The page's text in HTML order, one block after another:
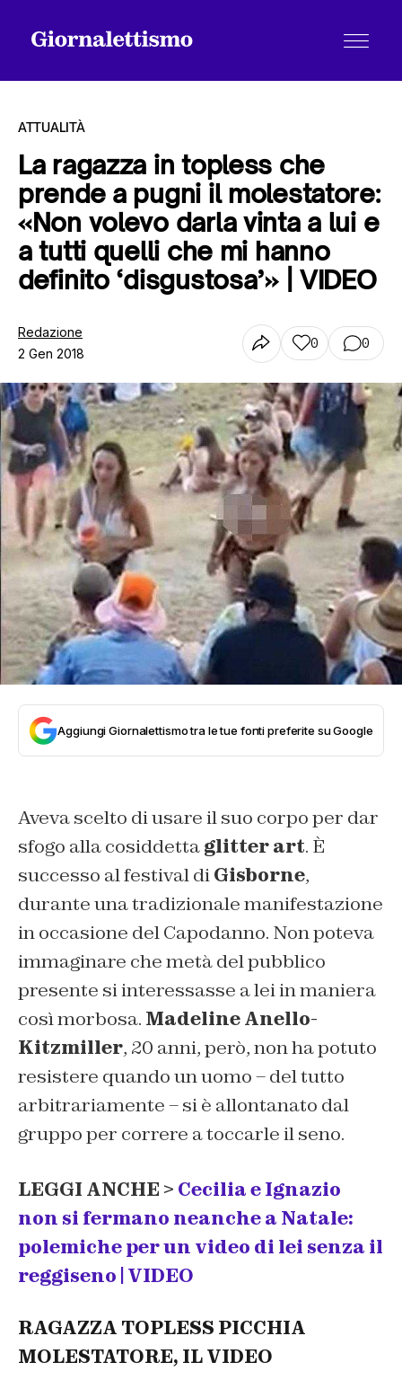
Tutti gli articoli
Chi siamo
Contatti
ATTUALITÀ
La ragazza in topless che
prende a pugni il molestatore:
«Non volevo darla vinta a lui e
a tutti quelli che mi hanno
definito ‘disgustosa’» | VIDEO
Redazione
2 Gen 2018
0 0
Aggiungi Giornalettismo tra le tue fonti preferite su Google
Aveva scelto di usare il suo corpo per dar
sfogo alla cosiddettaglitter art. È
successo al festival diGisborne,
durante una tradizionale manifestazione
in occasione del Capodanno. Non poteva
immaginare che metà del pubblico
presente si interessasse a lei in maniera
così morbosa. Madeline Anello-
Kitzmiller, 20 anni, però, non ha potuto
resistere quando un uomo – del tutto
arbitrariamente – si è allontanato dal
gruppo per correre a toccarle il seno.
LEGGI ANCHE > Cecilia e Ignazio
non si fermano neanche a Natale:
polemiche per un video di lei senza il
reggiseno | VIDEO
RAGAZZA TOPLESS PICCHIA
MOLESTATORE, IL VIDEO